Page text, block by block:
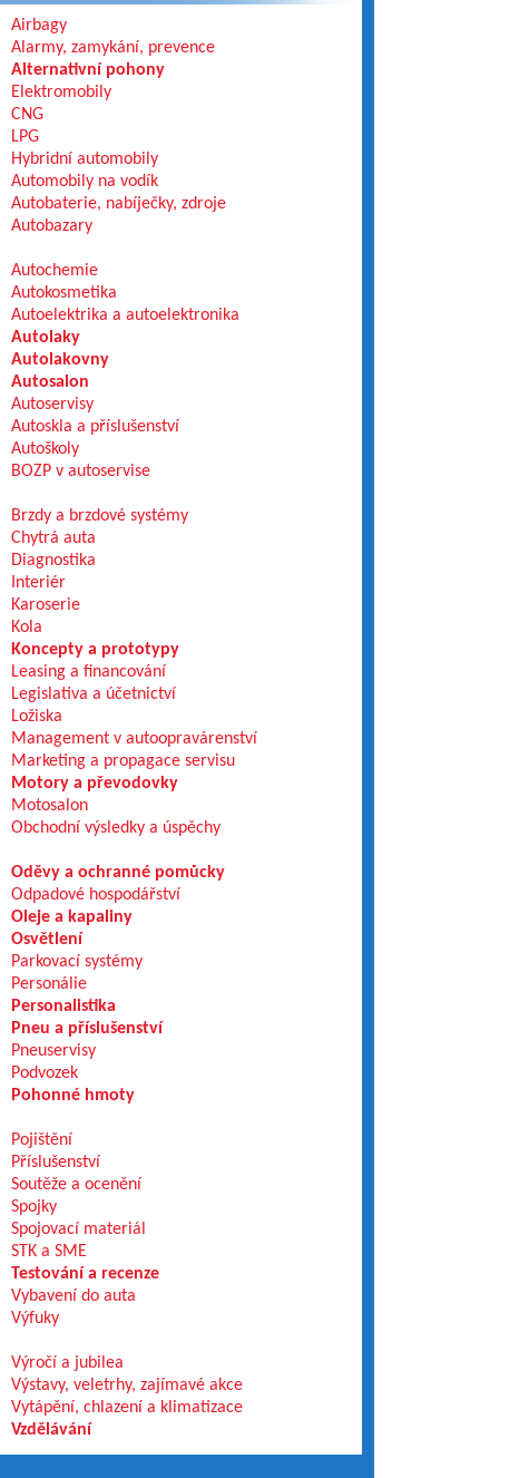
Airbagy
Alarmy, zamykání, prevence
Alternativní pohony
Elektromobily
CNG
LPG
Hybridní automobily
Automobily na vodík
Autobaterie, nabíječky, zdroje
Autobazary
Autochemie
Autokosmetika
Autoelektrika a autoelektronika
Autolaky
Autolakovny
Autosalon
Autoservisy
Autoskla a příslušenství
Autoškoly
BOZP v autoservise
Brzdy a brzdové systémy
Chytrá auta
Diagnostika
Interiér
Karoserie
Kola
Koncepty a prototypy
Leasing a financování
Legislativa a účetnictví
Ložiska
Management v autoopravárenství
Marketing a propagace servisu
Motory a převodovky
Motosalon
Obchodní výsledky a úspěchy
Oděvy a ochranné pomůcky
Odpadové hospodářství
Oleje a kapaliny
Osvětlení
Parkovací systémy
Personálie
Personalistika
Pneu a příslušenství
Pneuservisy
Podvozek
Pohonné hmoty
Pojištění
Příslušenství
Soutěže a ocenění
Spojky
Spojovací materiál
STK a SME
Testování a recenze
Vybavení do auta
Výfuky
Výročí a jubilea
Výstavy, veletrhy, zajímavé akce
Vytápění, chlazení a klimatizace
Vzdělávání